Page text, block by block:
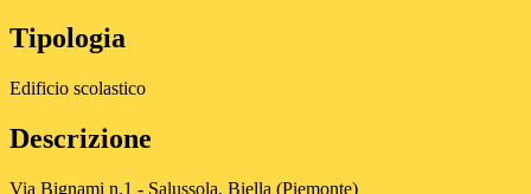
Tipologia
Edificio scolastico
Descrizione
Via Bignami n.1 - Salussola, Biella (Piemonte)